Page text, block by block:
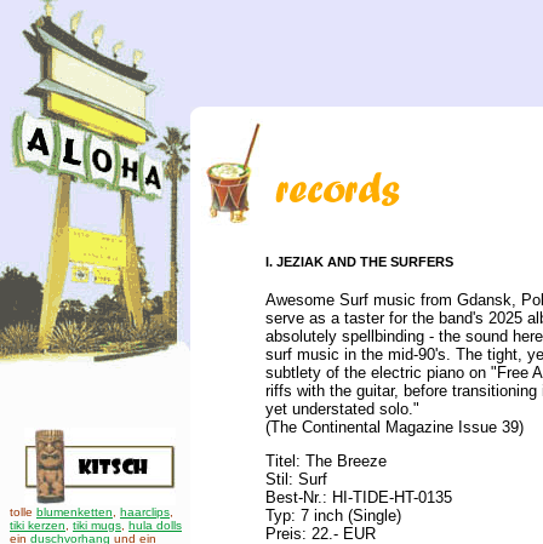
tolle blumenketten haarclips
tiki kerzen
tiki mugs hula dolls
ein duschvorhang und ein
I. JEZIAK AND THE SURFERS
Awesome Surf music from Gdansk,
serve as a taster for the band's 2025
absolutely spellbinding - the sound
surf music in the mid-90's. The tight,
subtlety of the electric piano on "Free
riffs with the guitar, before
yet understated solo."
(The Continental Magazine Issue 39)
Titel: The Breeze
Stil: Surf
Best-Nr.: HI-TIDE-HT-0135
Typ: 7 inch (Single)
Preis: 22.- EUR